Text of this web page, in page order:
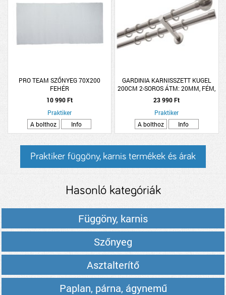
PRO TEAM SZŐNYEG 70X200
FEHÉR
10 990 Ft
Praktiker
A bolthoz
Info
GARDINIA KARNISSZETT KUGEL
200CM 2-SOROS ÁTM: 20MM, FÉM,
NEMESACÉL
23 990 Ft
Praktiker
A bolthoz
Info
Praktiker függöny, karnis termékek és árak
Hasonló kategóriák
Függöny, karnis
Szőnyeg
Asztalterítő
Paplan, párna, ágynemű